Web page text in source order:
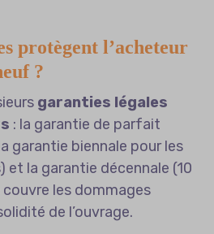
protègent l’acheteur
?
garanties légales
: la garantie de parfait
garantie biennale pour les
et la garantie décennale (10
les dommages
de l’ouvrage.